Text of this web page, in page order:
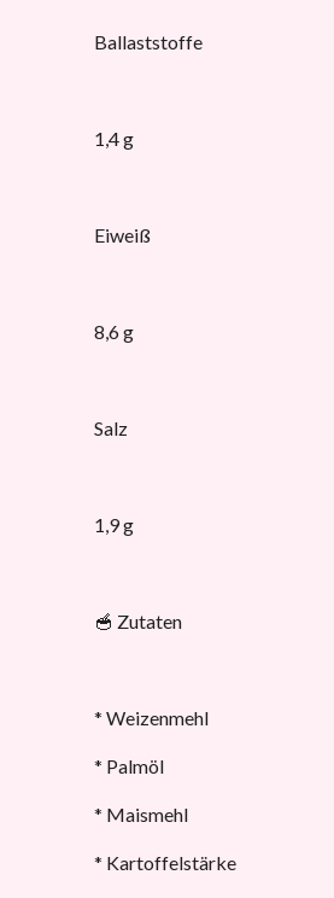
Ballaststoffe
1,4 g
Eiweiß
8,6 g
Salz
1,9 g
🥣 Zutaten
* Weizenmehl
* Palmöl
* Maismehl
* Kartoffelstärke